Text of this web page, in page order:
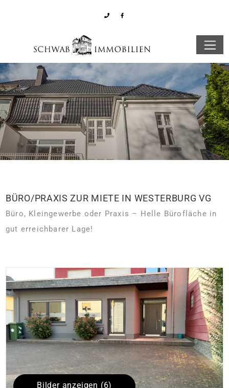
BÜRO/PRAXIS ZUR MIETE IN WESTERBURG VG
Büro, Kleingewerbe oder Praxis – Helle Bürofläche in
gut erreichbarer Lage!
Bilder anzeigen (6)